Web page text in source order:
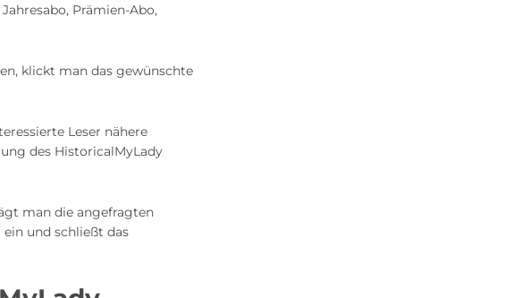
Prämien-Abo,
klickt man das gewünschte
Leser nähere
des HistoricalMyLady
man die angefragten
ein und schließt das